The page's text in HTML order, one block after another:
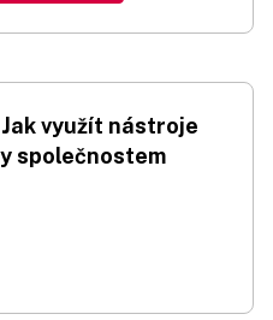
využít nástroje
společnostem